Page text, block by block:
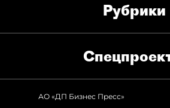
Рубрики
АО «ДП Бизнес Пресс»